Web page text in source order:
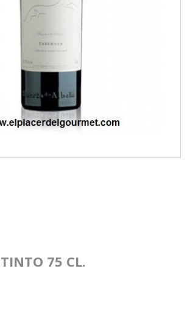
75 CL.